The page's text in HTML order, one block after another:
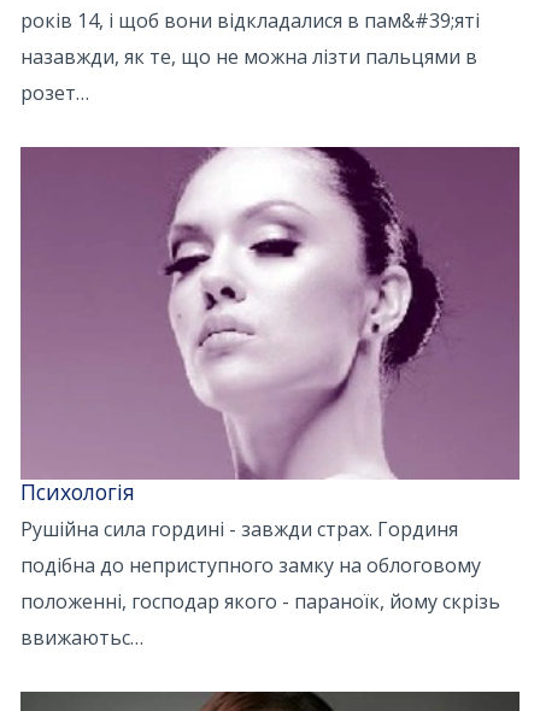
років 14, і щоб вони відкладалися в пам&#39;яті
назавжди, як те, що не можна лізти пальцями в
розет…
Психологія
Рушійна сила гордині - завжди страх. Гординя
подібна до неприступного замку на облоговому
положенні, господар якого - параноїк, йому скрізь
ввижаютьс…